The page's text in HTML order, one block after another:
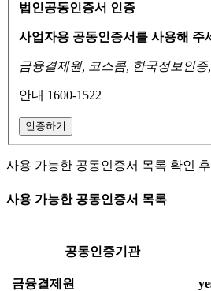
법인공동인증서 인증
사업자용 공동인증서를 사용해 주
금융결제원, 코스콤, 한국정보인
안내 1600-1522
인증하기
사용 가능한 공동인증서 목록 확인
사용 가능한 공동인증서 목록
공동인증기관
금융결제원